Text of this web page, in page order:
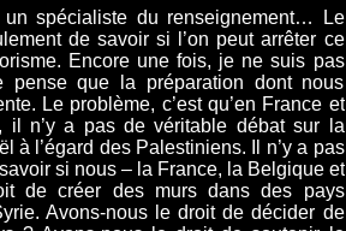
spécialiste du renseignement… Le
de savoir si l’on peut arrêter ce
Encore une fois, je ne suis pas
pense que la préparation dont nous
Le problème, c’est qu’en France et
il n’y a pas de véritable débat sur la
à l’égard des Palestiniens. Il n’y a pas
si nous – la France, la Belgique et
de créer des murs dans des pays
Avons-nous le droit de décider de